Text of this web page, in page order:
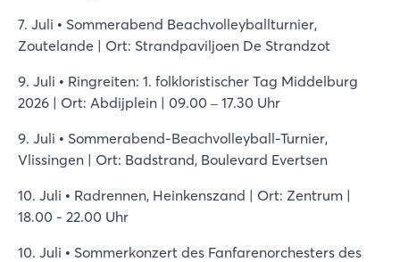
7. Juli • Sommerabend Beachvolleyballturnier,
Zoutelande | Ort: Strandpaviljoen De Strandzot
9. Juli • Ringreiten: 1. folkloristischer Tag Middelburg
2026 | Ort: Abdijplein | 09.00 – 17.30 Uhr
9. Juli • Sommerabend-Beachvolleyball-Turnier,
Vlissingen | Ort: Badstrand, Boulevard Evertsen
10. Juli • Radrennen, Heinkenszand | Ort: Zentrum |
18.00 - 22.00 Uhr
10. Juli • Sommerkonzert des Fanfarenorchesters des